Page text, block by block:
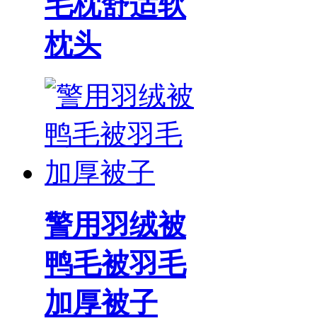
枕头
警用羽绒被
鸭毛被羽毛
加厚被子